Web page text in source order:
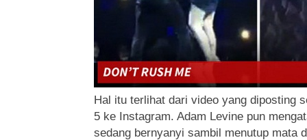
Hal itu terlihat dari video yang diposting
5 ke Instagram. Adam Levine pun
sedang bernyanyi sambil menutup mata